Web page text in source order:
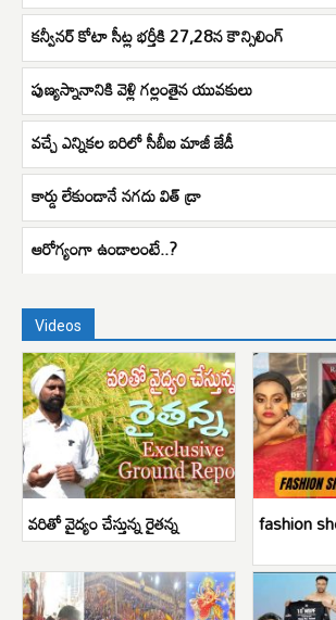
కన్వీనర్‌ కోటా సీట్ల భర్తీకి 27,28న కౌన్సిలింగ్‌
పుణ్యస్నానానికి వెళ్లి గల్లంతైన యువకులు
వచ్చే ఎన్నికల బరిలో సీబీఐ మాజీ జేడీ
కార్డు లేకుండానే నగదు విత్ డ్రా
ఆరోగ్యంగా ఉండాలంటే..?
Videos
వరితో వైద్యం చేస్తున్న రైతన్న fashion